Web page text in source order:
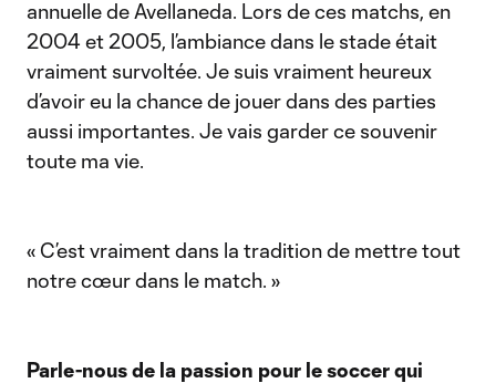
annuelle de Avellaneda. Lors de ces matchs, en
2004 et 2005, l’ambiance dans le stade était
vraiment survoltée. Je suis vraiment heureux
d’avoir eu la chance de jouer dans des parties
aussi importantes. Je vais garder ce souvenir
toute ma vie.
« C’est vraiment dans la tradition de mettre tout
notre cœur dans le match. »
Parle-nous de la passion pour le soccer qui